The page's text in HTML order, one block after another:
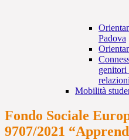
Padova
genitori
Mobilità
Fondo Sociale
9707/2021